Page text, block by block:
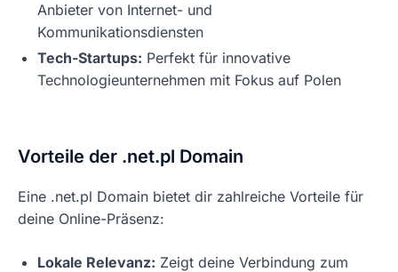
Anbieter von Internet- und
Kommunikationsdiensten
Tech-Startups: Perfekt für innovative
Technologieunternehmen mit Fokus auf Polen
Vorteile der .net.pl Domain
Eine .net.pl Domain bietet dir zahlreiche Vorteile für
deine Online-Präsenz:
Lokale Relevanz: Zeigt deine Verbindung zum